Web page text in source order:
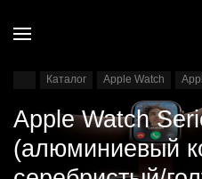
Каталог Apple Watch
Apple Watch
(алюминиевый